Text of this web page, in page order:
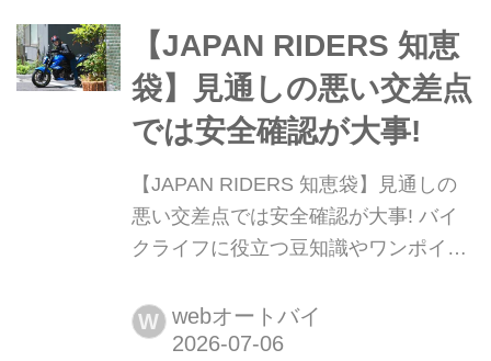
です。本記事では、風が抜けるメッシ
ュ素材から、雨を弾き湿気を逃がす
「透湿防水」モデルまで徹底比較...
【JAPAN RIDERS 知恵
袋】見通しの悪い交差点
では安全確認が大事!
【JAPAN RIDERS 知恵袋】見通しの
悪い交差点では安全確認が大事! バイ
クライフに役立つ豆知識やワンポイン
RIDERS」の人気企画が「JAPAN
RIDERS 知恵袋」。その中から注目の
W webオートバイ